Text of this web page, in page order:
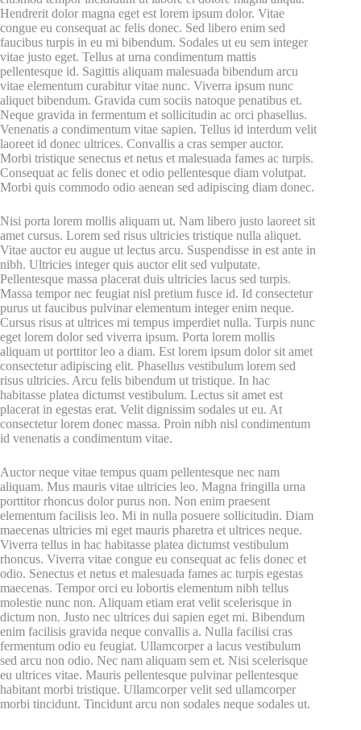
Hendrerit dolor magna eget est lorem ipsum dolor. Vitae
congue eu consequat ac felis donec. Sed libero enim sed
faucibus turpis in eu mi bibendum. Sodales ut eu sem integer
vitae justo eget. Tellus at urna condimentum mattis
pellentesque id. Sagittis aliquam malesuada bibendum arcu
vitae elementum curabitur vitae nunc. Viverra ipsum nunc
aliquet bibendum. Gravida cum sociis natoque penatibus et.
Neque gravida in fermentum et sollicitudin ac orci phasellus.
Venenatis a condimentum vitae sapien. Tellus id interdum velit
laoreet id donec ultrices. Convallis a cras semper auctor.
Morbi tristique senectus et netus et malesuada fames ac turpis.
Consequat ac felis donec et odio pellentesque diam volutpat.
Morbi quis commodo odio aenean sed adipiscing diam donec.
Nisi porta lorem mollis aliquam ut. Nam libero justo laoreet sit
amet cursus. Lorem sed risus ultricies tristique nulla aliquet.
Vitae auctor eu augue ut lectus arcu. Suspendisse in est ante in
nibh. Ultricies integer quis auctor elit sed vulputate.
Pellentesque massa placerat duis ultricies lacus sed turpis.
Massa tempor nec feugiat nisl pretium fusce id. Id consectetur
purus ut faucibus pulvinar elementum integer enim neque.
Cursus risus at ultrices mi tempus imperdiet nulla. Turpis nunc
eget lorem dolor sed viverra ipsum. Porta lorem mollis
aliquam ut porttitor leo a diam. Est lorem ipsum dolor sit amet
consectetur adipiscing elit. Phasellus vestibulum lorem sed
risus ultricies. Arcu felis bibendum ut tristique. In hac
habitasse platea dictumst vestibulum. Lectus sit amet est
placerat in egestas erat. Velit dignissim sodales ut eu. At
consectetur lorem donec massa. Proin nibh nisl condimentum
id venenatis a condimentum vitae.
Auctor neque vitae tempus quam pellentesque nec nam
aliquam. Mus mauris vitae ultricies leo. Magna fringilla urna
porttitor rhoncus dolor purus non. Non enim praesent
elementum facilisis leo. Mi in nulla posuere sollicitudin. Diam
maecenas ultricies mi eget mauris pharetra et ultrices neque.
Viverra tellus in hac habitasse platea dictumst vestibulum
rhoncus. Viverra vitae congue eu consequat ac felis donec et
odio. Senectus et netus et malesuada fames ac turpis egestas
maecenas. Tempor orci eu lobortis elementum nibh tellus
molestie nunc non. Aliquam etiam erat velit scelerisque in
dictum non. Justo nec ultrices dui sapien eget mi. Bibendum
enim facilisis gravida neque convallis a. Nulla facilisi cras
fermentum odio eu feugiat. Ullamcorper a lacus vestibulum
sed arcu non odio. Nec nam aliquam sem et. Nisi scelerisque
eu ultrices vitae. Mauris pellentesque pulvinar pellentesque
habitant morbi tristique. Ullamcorper velit sed ullamcorper
morbi tincidunt. Tincidunt arcu non sodales neque sodales ut.